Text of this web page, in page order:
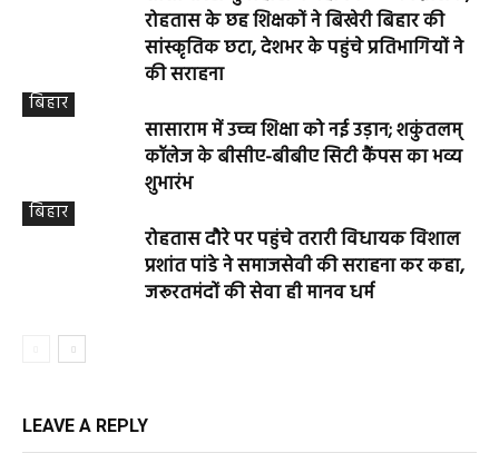
रोहतास के छह शिक्षकों ने बिखेरी बिहार की
सांस्कृतिक छटा, देशभर के पहुंचे प्रतिभागियों ने
की सराहना
बिहार
सासाराम में उच्च शिक्षा को नई उड़ान; शकुंतलम्
कॉलेज के बीसीए-बीबीए सिटी कैंपस का भव्य
शुभारंभ
बिहार
रोहतास दौरे पर पहुंचे तरारी विधायक विशाल
प्रशांत पांडे ने समाजसेवी की सराहना कर कहा,
जरूरतमंदों की सेवा ही मानव धर्म
LEAVE A REPLY